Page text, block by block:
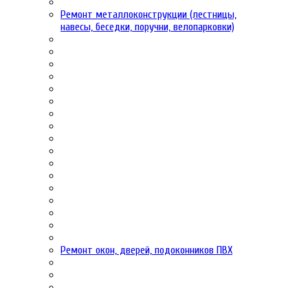
Ремонт металлоконструкции (лестницы,
навесы, беседки, поручни, велопарковки)
Ремонт окон, дверей, подоконников ПВХ